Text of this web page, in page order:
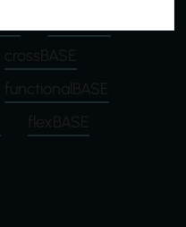
crossBASE
functionalBASE
flexBASE